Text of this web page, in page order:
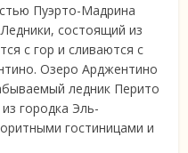
Пуэрто-Мадрина
состоящий из
с гор и сливаются с
Озеро Арджентино
ледник Перито
городка Эль-
гостиницами и